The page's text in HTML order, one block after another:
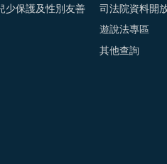
少保護及性別友善
司法院資料開
遊說法專區
其他查詢